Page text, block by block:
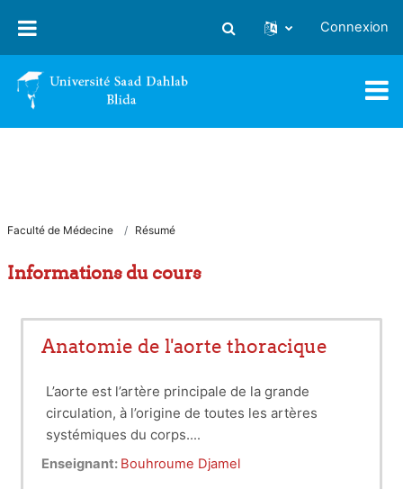
Activer/désactiver la saisie
Connexion
Faculté de Médecine Résumé
Informations du cours
Anatomie de l'aorte thoracique
L’aorte est l’artère principale de la grande
circulation, à l’origine de toutes les artères
systémiques du corps.
L’aorte thoracique naît de l’orifice aortique à la
Enseignant: Bouhroume Djamel